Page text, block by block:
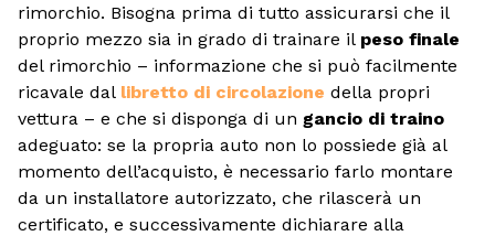
rimorchio. Bisogna prima di tutto assicurarsi che il
proprio mezzo sia in grado di trainare il peso finale
del rimorchio – informazione che si può facilmente
ricavale dal libretto di circolazione della propri
vettura – e che si disponga di un gancio di traino
adeguato: se la propria auto non lo possiede già al
momento dell’acquisto, è necessario farlo montare
da un installatore autorizzato, che rilascerà un
certificato, e successivamente dichiarare alla